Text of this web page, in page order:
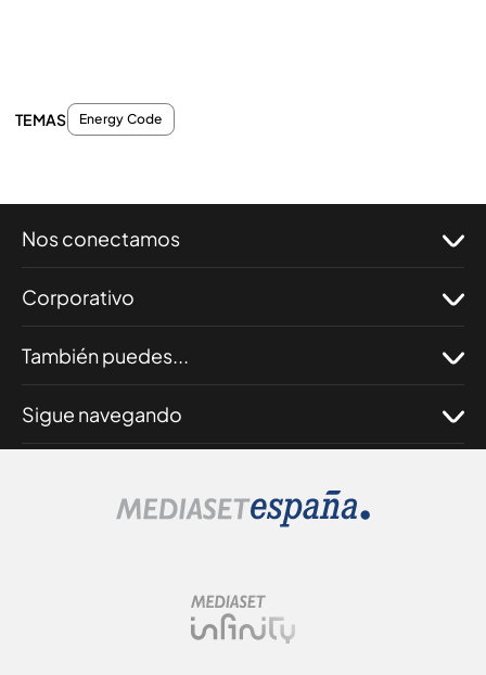
TEMAS Energy Code
Nos conectamos
Corporativo
También puedes...
Sigue navegando